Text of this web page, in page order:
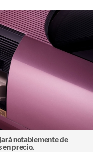
notablemente de
en precio.